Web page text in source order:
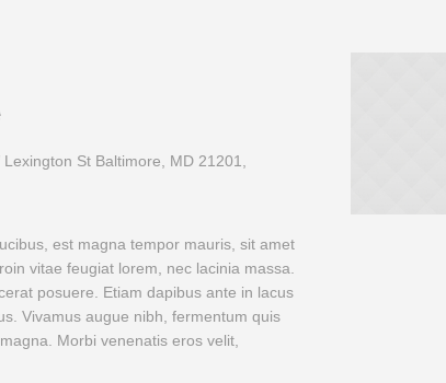
St Baltimore, MD 21201,
est magna tempor mauris, sit amet
vitae feugiat lorem, nec lacinia massa.
posuere. Etiam dapibus ante in lacus
Vivamus augue nibh, fermentum quis
Morbi venenatis eros velit,